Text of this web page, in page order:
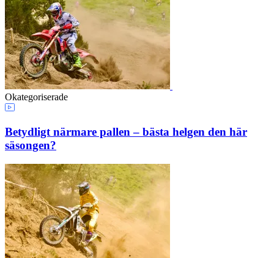
Okategoriserade
Betydligt närmare pallen – bästa helgen den här
säsongen?